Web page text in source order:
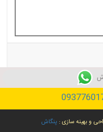
و بهینه سازی : پنگاش